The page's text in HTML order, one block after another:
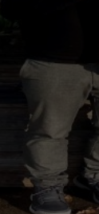
auch aus
Betriebswirt